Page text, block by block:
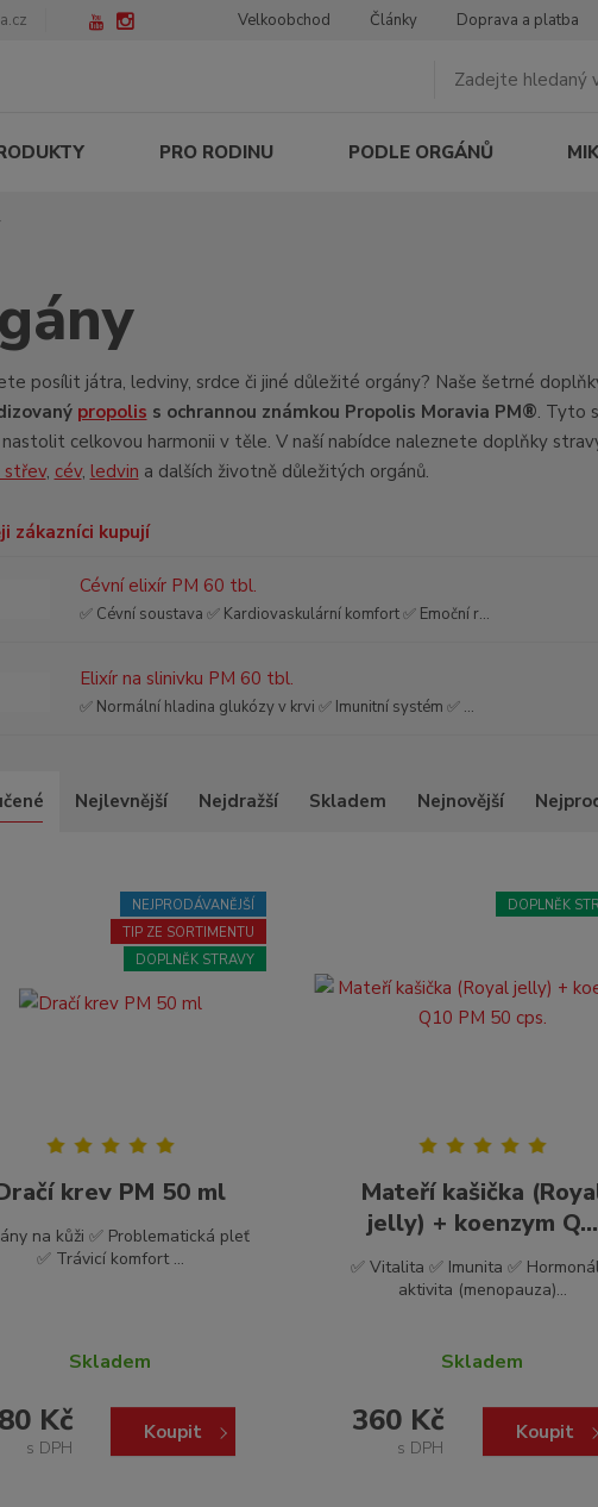
Velkoobchod Články Doprava a platba
PRO RODINU PODLE ORGÁNŮ
posílit játra, ledviny, srdce či jiné důležité orgány? Naše šetrné
propolis s ochrannou známkou Propolis Moravia PM®. Tyto
celkovou harmonii v těle. V naší nabídce naleznete doplňky
střev, cév, ledvin a dalších životně důležitých orgánů.
zákazníci kupují
Cévní elixír PM 60 tbl.
✅ Cévní soustava ✅ Kardiovaskulární komfort ✅ Emoční r...
Elixír na slinivku PM 60 tbl.
✅ Normální hladina glukózy v krvi ✅ Imunitní systém ✅ ...
Nejlevnější Nejdražší Skladem Nejnovější
NEJPRODÁVANĚJŠÍ
TIP ZE SORTIMENTU
DOPLNĚK STRAVY
krev PM 50 ml
na kůži ✅ Problematická pleť
✅ Trávicí komfort ...
Skladem
Kč
s DPH
Koupit
DOPLNĚK
Mateří kašička
jelly) + koenzym Q...
✅ Vitalita ✅ Imunita ✅
aktivita (menopauza)...
Skladem
360 Kč
s DPH
Koupit